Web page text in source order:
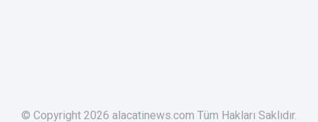
© Copyright 2026 alacatinews.com Tüm Hakları Saklıdır.